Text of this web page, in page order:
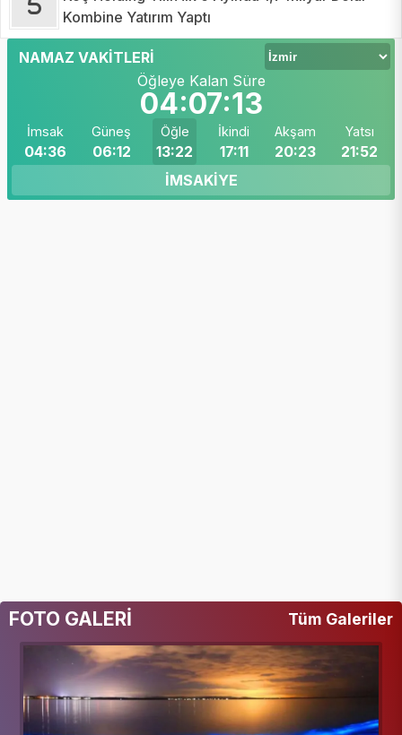
Kombine Yatırım Yaptı
NAMAZ VAKİTLERİ
Öğleye Kalan Süre
04:07:10
İmsak
04:36
Güneş
06:12
Öğle
13:22
İkindi
17:11
Akşam
20:23
Yatsı
21:52
İMSAKİYE
FOTO GALERİ Tüm Galeriler